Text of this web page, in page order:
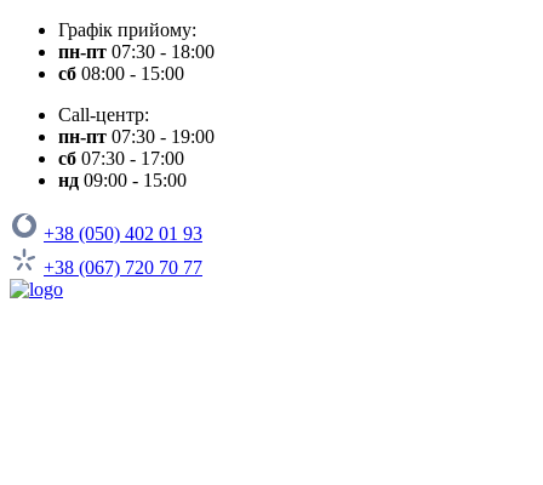
Графік прийому:
пн-пт 07:30 - 18:00
сб 08:00 - 15:00
Call-центр:
пн-пт 07:30 - 19:00
сб 07:30 - 17:00
нд 09:00 - 15:00
+38 (050) 402 01 93
+38 (067) 720 70 77